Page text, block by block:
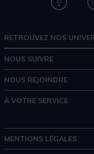
RETROUVEZ NOS
NOUS SUIVRE
NOUS REJOINDRE
À VOTRE SERVICE
MENTIONS LÉGALES